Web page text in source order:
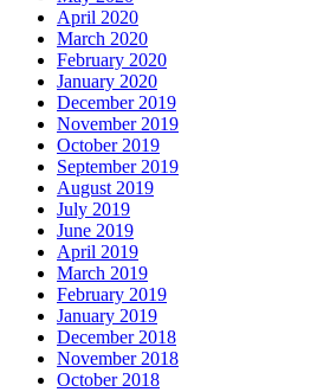
April 2020
March 2020
February 2020
January 2020
December 2019
November 2019
October 2019
September 2019
August 2019
July 2019
June 2019
April 2019
March 2019
February 2019
January 2019
December 2018
November 2018
October 2018